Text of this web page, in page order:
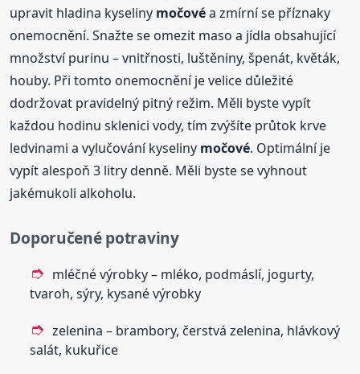
upravit hladina kyseliny močovéa zmírní se příznaky
onemocnění. Snažte se omezit maso a jídla obsahující
množství purinu – vnitřnosti, luštěniny, špenát, květák,
houby. Při tomto onemocnění je velice důležité
dodržovat pravidelný pitný režim. Měli byste vypít
každou hodinu sklenici vody, tím zvýšíte průtok krve
ledvinami a vylučování kyseliny močové. Optimální je
vypít alespoň 3 litry denně. Měli byste se vyhnout
jakémukoli alkoholu.
Doporučené potraviny
mléčné výrobky – mléko, podmáslí, jogurty,
tvaroh, sýry, kysané výrobky
zelenina – brambory, čerstvá zelenina, hlávkový
salát, kukuřice